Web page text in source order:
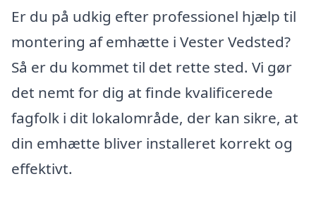
Er du på udkig efter professionel hjælp til
montering af emhætte i Vester Vedsted?
Så er du kommet til det rette sted. Vi gør
det nemt for dig at finde kvalificerede
fagfolk i dit lokalområde, der kan sikre, at
din emhætte bliver installeret korrekt og
effektivt.